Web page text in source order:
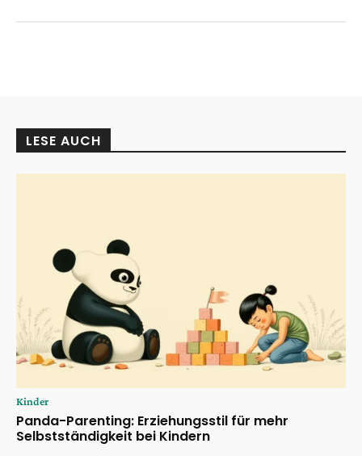
LESE AUCH
Kinder
Panda-Parenting: Erziehungsstil für mehr
Selbstständigkeit bei Kindern